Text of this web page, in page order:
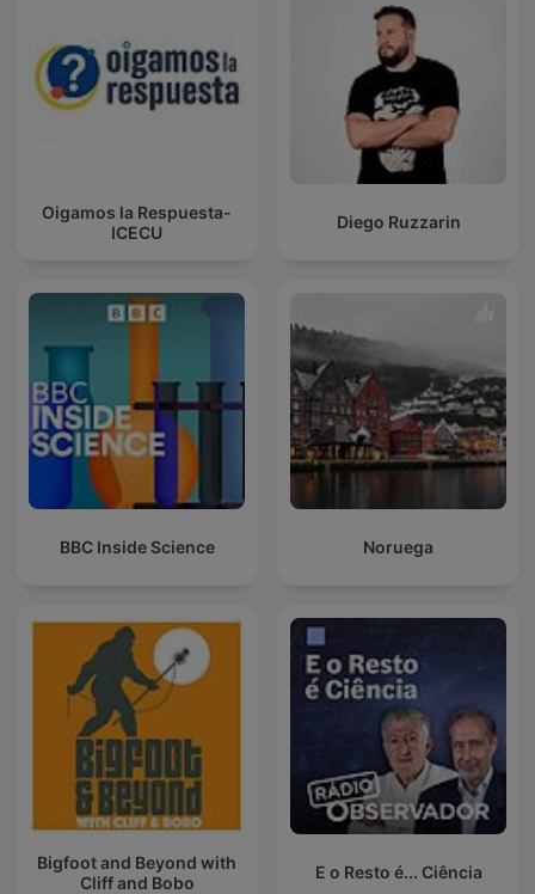
Oigamos la Respuesta-
ICECU
Diego Ruzzarin
BBC Inside Science Noruega
Bigfoot and Beyond with
Cliff and Bobo
E o Resto é... Ciência